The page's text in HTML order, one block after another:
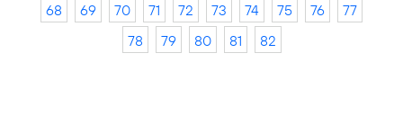
68
69 70 71 72 73 74 75 76
77
78
79 80 81 82